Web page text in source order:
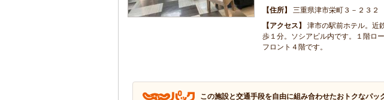
住所
三重県津市栄町３－２３２
アクセス
津市の駅前ホテル。近
歩１分。ソシアビル内です。１階ロー
フロント４階です。
この施設と交通手段を自由に組み合わせたおトクなパッ